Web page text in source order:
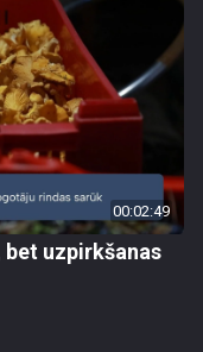
00:02:49
bet uzpirkšanas